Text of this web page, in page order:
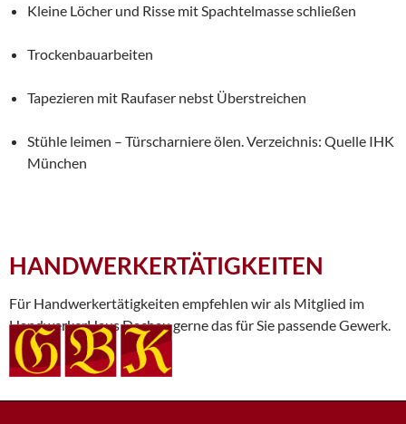
Kleine Löcher und Risse mit Spachtelmasse schließen
Trockenbauarbeiten
Tapezieren mit Raufaser nebst Überstreichen
Stühle leimen – Türscharniere ölen. Verzeichnis: Quelle IHK
München
HANDWERKERTÄTIGKEITEN
Für Handwerkertätigkeiten empfehlen wir als Mitglied im
HandwerkerHaus Dachau gerne das für Sie passende Gewerk.